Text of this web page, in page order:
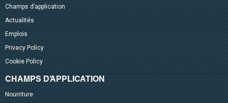
Champs d’application
Actualités
Emplois
Privacy Policy
Cookie Policy
CHAMPS D’APPLICATION
Nourriture